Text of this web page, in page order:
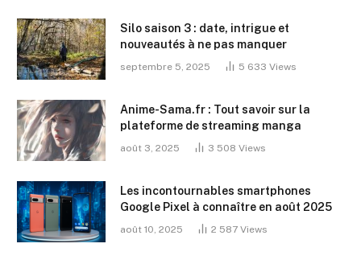
Silo saison 3 : date, intrigue et
nouveautés à ne pas manquer
septembre 5, 2025 5 633 Views
Anime-Sama.fr : Tout savoir sur la
plateforme de streaming manga
août 3, 2025 3 508 Views
Les incontournables smartphones
Google Pixel à connaître en août 2025
août 10, 2025 2 587 Views